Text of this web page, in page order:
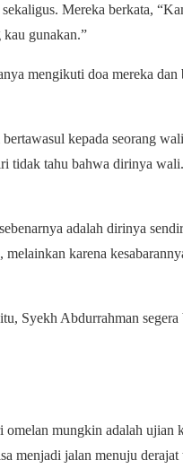
Mereka berkata,
kau gunakan.”
mengikuti doa mereka dan
kepada seorang
tidak tahu bahwa dirinya
adalah dirinya
karena
Syekh Abdurrahman segera
omelan mungkin adalah ujian
menjadi jalan menuju derajat